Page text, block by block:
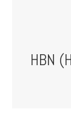
HBN